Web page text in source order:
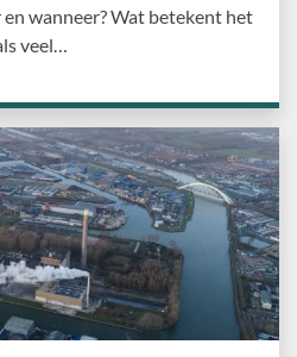
wanneer? Wat betekent het
veel…